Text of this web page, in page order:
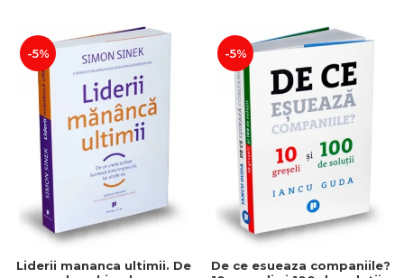
-5%
Liderii mananca ultimii. De
-5%
De ce esueaza companiile?